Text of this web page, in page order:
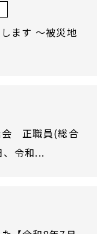
ます ～被災地
会 正職員(総合
令和...